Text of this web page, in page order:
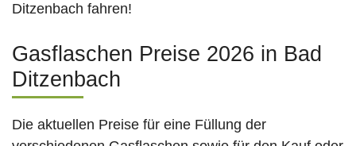
Ditzenbach fahren!
Gasflaschen Preise 2026 in Bad
Ditzenbach
Die aktuellen Preise für eine Füllung der